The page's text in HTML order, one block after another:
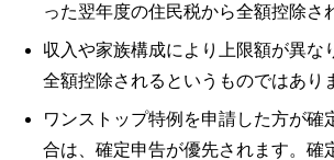
った翌年度の住民税から全額控除さ
収入や家族構成により上限額が異な
全額控除されるというものではあり
ワンストップ特例を申請した方が確
合は、確定申告が優先されます。確